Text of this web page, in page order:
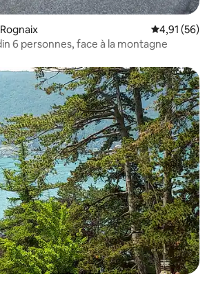
Évaluation
4,91 (56)
6 personnes, face à la montagne